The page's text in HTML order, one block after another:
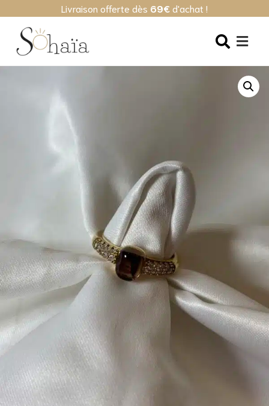
Livraison offerte dès 69€ d'achat !